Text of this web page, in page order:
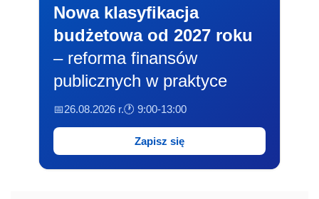
Nowa klasyfikacja
budżetowa od 2027 roku
– reforma finansów
publicznych w praktyce
📅26.08.2026 r.🕐 9:00-13:00
Zapisz się